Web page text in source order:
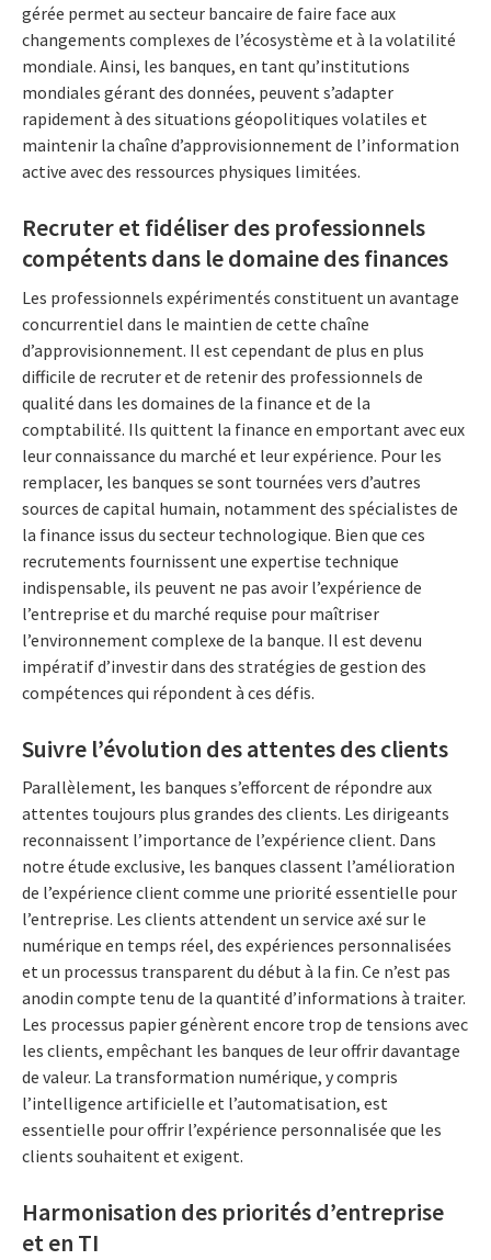
gérée permet au secteur bancaire de faire face aux
changements complexes de l’écosystème et à la volatilité
mondiale. Ainsi, les banques, en tant qu’institutions
mondiales gérant des données, peuvent s’adapter
rapidement à des situations géopolitiques volatiles et
maintenir la chaîne d’approvisionnement de l’information
active avec des ressources physiques limitées.
Recruter et fidéliser des professionnels
compétents dans le domaine des finances
Les professionnels expérimentés constituent un avantage
concurrentiel dans le maintien de cette chaîne
d’approvisionnement. Il est cependant de plus en plus
difficile de recruter et de retenir des professionnels de
qualité dans les domaines de la finance et de la
comptabilité. Ils quittent la finance en emportant avec eux
leur connaissance du marché et leur expérience. Pour les
remplacer, les banques se sont tournées vers d’autres
sources de capital humain, notamment des spécialistes de
la finance issus du secteur technologique. Bien que ces
recrutements fournissent une expertise technique
indispensable, ils peuvent ne pas avoir l’expérience de
l’entreprise et du marché requise pour maîtriser
l’environnement complexe de la banque. Il est devenu
impératif d’investir dans des stratégies de gestion des
compétences qui répondent à ces défis.
Suivre l’évolution des attentes des clients
Parallèlement, les banques s’efforcent de répondre aux
attentes toujours plus grandes des clients. Les dirigeants
reconnaissent l’importance de l’expérience client. Dans
notre étude exclusive, les banques classent l’amélioration
de l’expérience client comme une priorité essentielle pour
l’entreprise. Les clients attendent un service axé sur le
numérique en temps réel, des expériences personnalisées
et un processus transparent du début à la fin. Ce n’est pas
anodin compte tenu de la quantité d’informations à traiter.
Les processus papier génèrent encore trop de tensions avec
les clients, empêchant les banques de leur offrir davantage
de valeur. La transformation numérique, y compris
l’intelligence artificielle et l’automatisation, est
essentielle pour offrir l’expérience personnalisée que les
clients souhaitent et exigent.
Harmonisation des priorités d’entreprise
et en TI